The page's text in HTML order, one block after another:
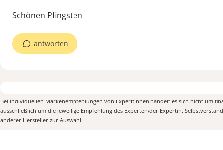
Schönen Pfingsten
antworten
Bei individuellen Markenempfehlungen von Expert:Innen handelt es sich nicht um
ausschließlich um die jeweilige Empfehlung des Experten/der Expertin.
anderer Hersteller zur Auswahl.